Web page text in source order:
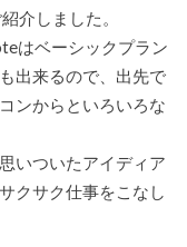
介しました。
はベーシックプラン
出来るので、出先で
ンからといろいろな
いついたアイディア
クサク仕事をこなし